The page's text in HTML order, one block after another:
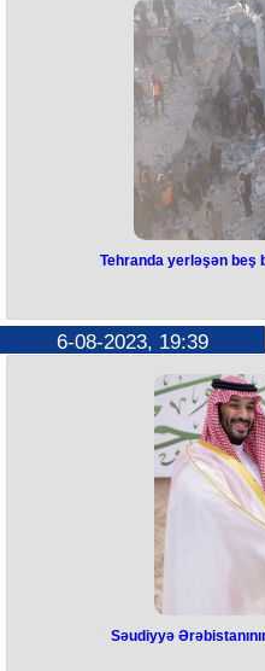
Üçüncü dünya
Bunu ABŞ-ın
“Hazırda silahlar o
qadirdir. Mən buna icazə
yeganə şəxs mənəm”, -
Trampın sözlərinə görə, o,
gələ bilsə, dünyada
vurğulayıb ki, Ağ Evin
dünya
uçqun baş
Hadisə
Qəza qanunsuz tikililərin
qalan şəxslərin
Məlumata görə,
Tehranda yerləşən beş
6-08-2023, 19:39
Səudiyyə